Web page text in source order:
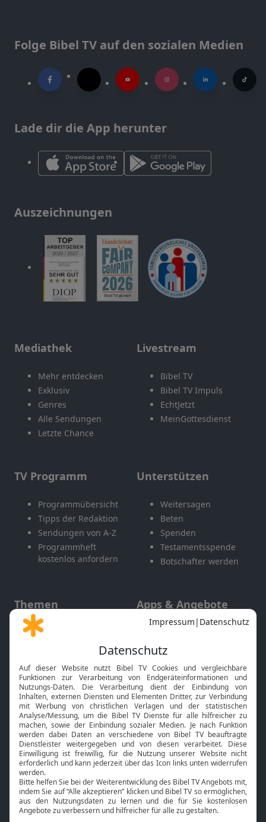
Folge Bibel TV auf den sozialen Medien
Lade dir die App herunter
Auszeichnungen
Mediathek
Mehr entdecken
Exklusiv
Genres
Alle Sendungen
Letzte Chance
Livestream
Bibel TV
Bibel TV Impuls
EchtJetzt
MeinGottesdienst
TV Programm
Programmübersicht
Tipps der Redaktion
Sendungen von A-Z
Programmheft
kostenlos anfordern
Unterstützen
Weitersagen
Beten
Spenden
Testamentsspende
Botschafter werden
Themen
Gott und Bibel erklärt
Neuigkeiten
Apps & Angebote
Mobile App
Smart TV
HbbTV
Bibelthek Online-Bibel
Nächster Gottesdienst
Bibel TV
Über uns
Jobs
Service
Kontakt
TV-Empfang